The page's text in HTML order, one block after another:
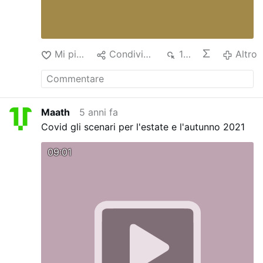
Mi piace Condividere 168 Altro
Maath
5 anni fa
Covid gli scenari per l'estate e l'autunno 2021
09:01